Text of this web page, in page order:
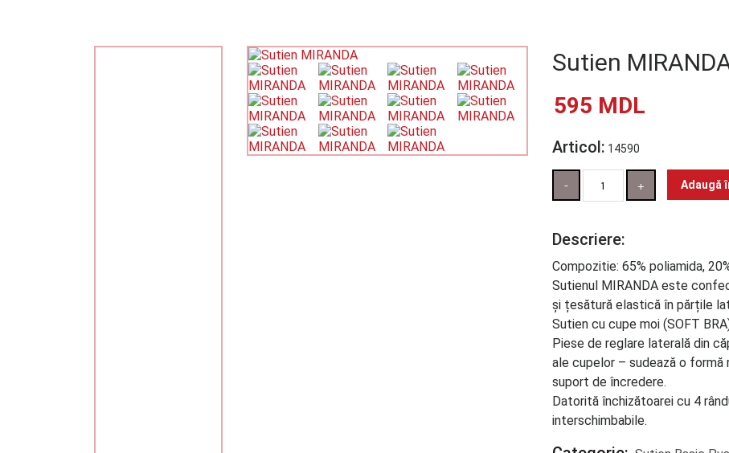
Sutien
595 MDL
Articol: 14590
Cantitate
Adaugă
Descriere:
Compozitie: 65% poliamida,
Sutienul MIRANDA este
și țesătură elastică în părțile
Sutien cu cupe moi (SOFT
Piese de reglare laterală din
ale cupelor – sudează o
suport de încredere.
Datorită închizătoarei cu 4
interschimbabile.